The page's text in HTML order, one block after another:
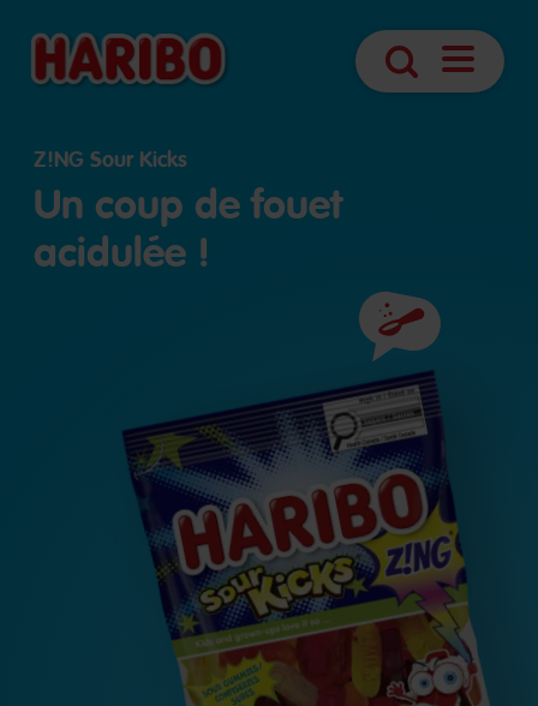
Search Open
Z!NG Sour Kicks
Un coup de fouet
acidulée !
Ingrédients